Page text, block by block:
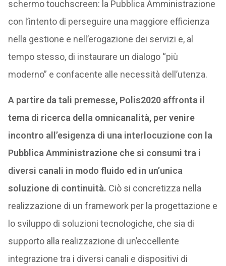
schermo touchscreen: la Pubblica Amministrazione
con l’intento di perseguire una maggiore efficienza
nella gestione e nell’erogazione dei servizi e, al
tempo stesso, di instaurare un dialogo “più
moderno” e confacente alle necessità dell’utenza.
A partire da tali premesse, Polis2020 affronta il
tema di ricerca della omnicanalità, per venire
incontro all’esigenza di una interlocuzione con la
Pubblica Amministrazione che si consumi tra i
diversi canali in modo fluido ed in un’unica
soluzione di continuità. Ciò si concretizza nella
realizzazione di un framework per la progettazione e
lo sviluppo di soluzioni tecnologiche, che sia di
supporto alla realizzazione di un’eccellente
integrazione tra i diversi canali e dispositivi di